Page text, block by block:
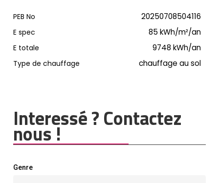
PEB No 20250708504116
E spec 85 kWh/m²/an
E totale 9748 kWh/an
Type de chauffage chauffage au sol
Interessé ? Contactez
nous !
Genre